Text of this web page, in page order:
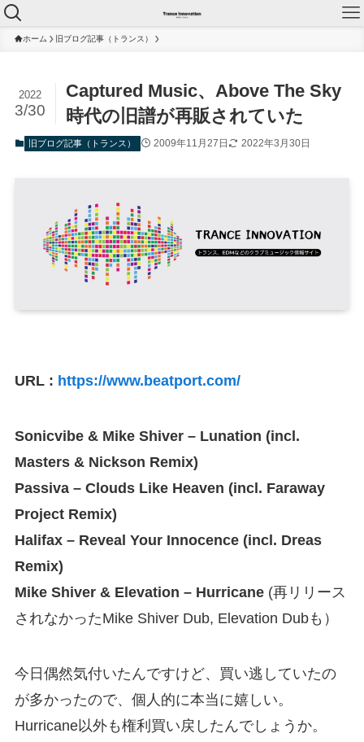
ホーム 旧ブログ記事（トランス）
Captured Music、Above The Sky
時代の旧譜が再販されていた
2022
3/30
旧ブログ記事（トランス） 2009年11月27日 2022年3月30日
URL : https://www.beatport.com/
Sonicvibe & Mike Shiver – Lunation (incl.
Masters & Nickson Remix)
Passiva – Clouds Like Heaven (incl. Faraway
Project Remix)
Halifax – Reveal Your Innocence (incl. Dreas
Remix)
Mike Shiver & Elevation – Hurricane(再リリース
されなかったMike Shiver Dub, Elevation Dubも）
今日偶然気付いたんですけど、買い逃していたの
が多かったので、個人的に本当に嬉しい。
Hurricane以外も権利買い戻したんでしょうか。